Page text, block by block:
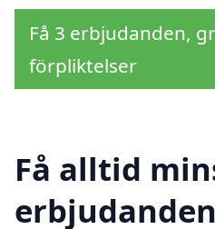
Få 3 erbjudanden,
förpliktelser
Få alltid